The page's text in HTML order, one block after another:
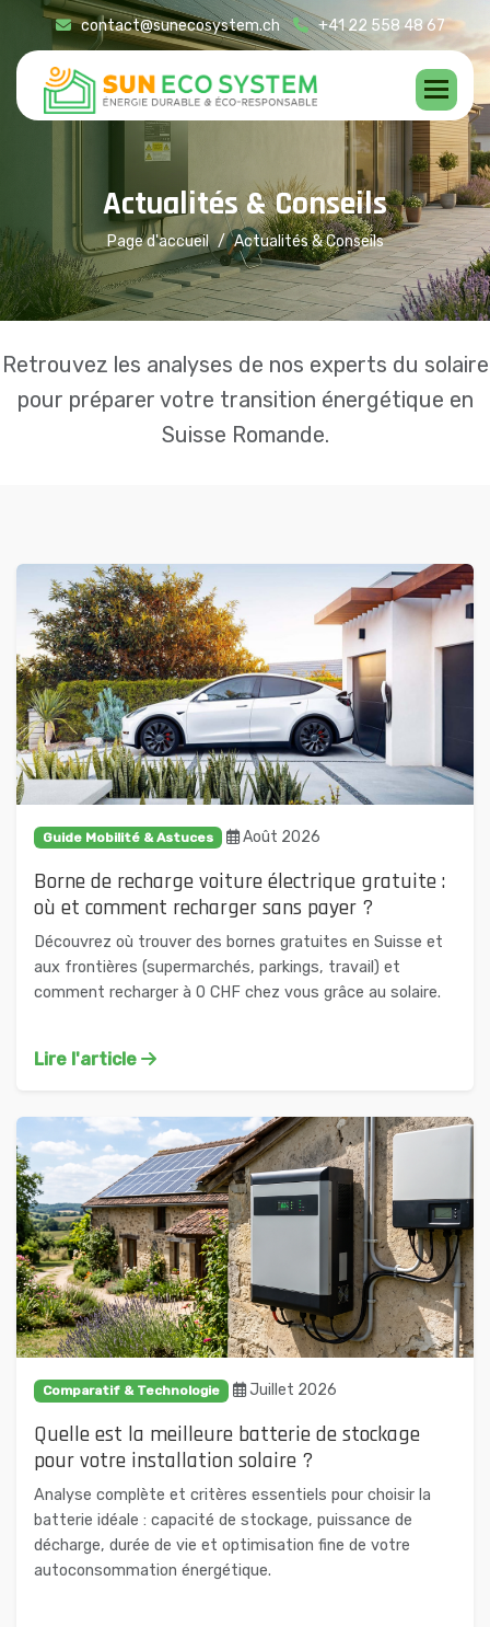
contact@sunecosystem.ch +41 22 558 48 67
Actualités &Conseils
Page d'accueil Actualités & Conseils
Retrouvez les analyses de nos experts du solaire
pour préparer votre transition énergétique en
Suisse Romande.
Guide Mobilité & Astuces Août 2026
Borne de recharge voiture électrique gratuite :
où et comment recharger sans payer ?
Découvrez où trouver des bornes gratuites en Suisse et
aux frontières (supermarchés, parkings, travail) et
comment recharger à 0 CHF chez vous grâce au solaire.
Lire l'article
Comparatif & Technologie Juillet 2026
Quelle est la meilleure batterie de stockage
pour votre installation solaire ?
Analyse complète et critères essentiels pour choisir la
batterie idéale : capacité de stockage, puissance de
décharge, durée de vie et optimisation fine de votre
autoconsommation énergétique.